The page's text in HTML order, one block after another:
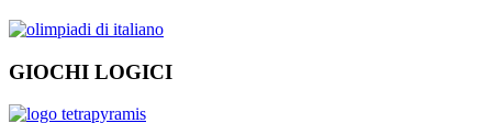
GIOCHI LOGICI